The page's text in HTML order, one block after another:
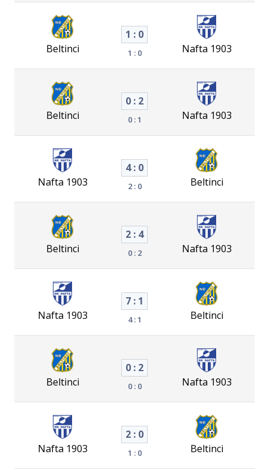
Beltinci
1 : 0
1 : 0 Nafta 1903
Beltinci
0 : 2
0 : 1 Nafta 1903
Nafta 1903
4 : 0
2 : 0 Beltinci
Beltinci
2 : 4
0 : 2 Nafta 1903
Nafta 1903
7 : 1
4 : 1 Beltinci
Beltinci
0 : 2
0 : 0 Nafta 1903
Nafta 1903
2 : 0
1 : 0 Beltinci